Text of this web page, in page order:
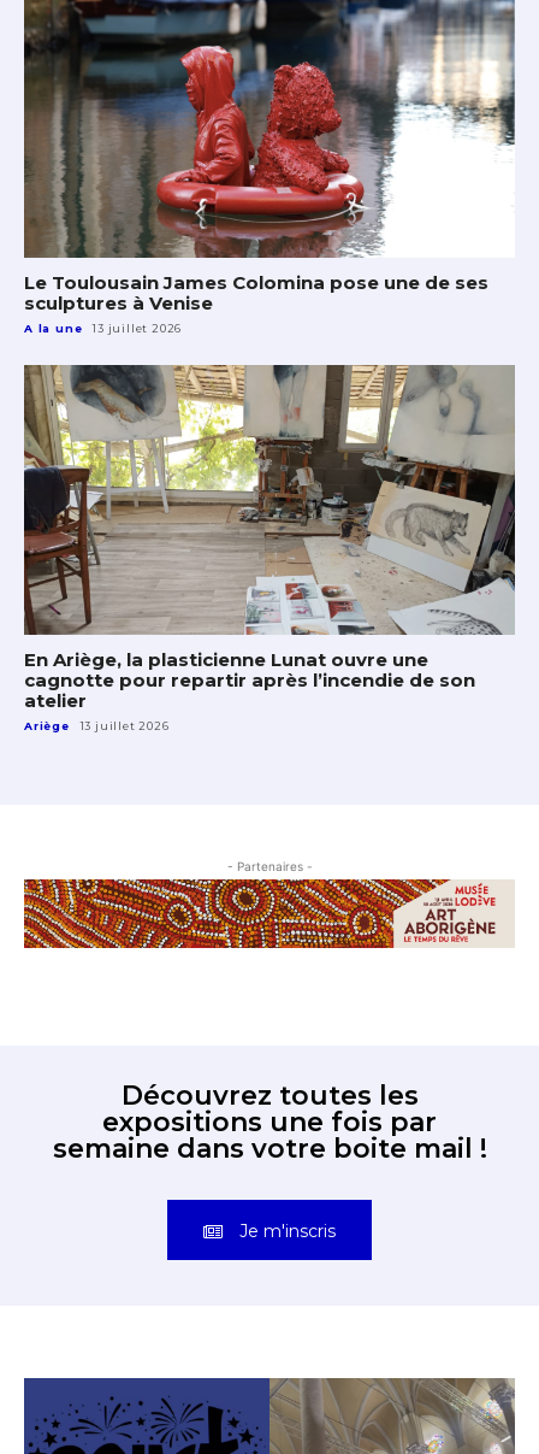
Le Toulousain James Colomina pose une de ses
sculptures à Venise
A la une 13 juillet 2026
En Ariège, la plasticienne Lunat ouvre une
cagnotte pour repartir après l’incendie de son
atelier
Ariège 13 juillet 2026
- Partenaires -
Découvrez toutes les
expositions une fois par
semaine dans votre boite mail !
Je m'inscris